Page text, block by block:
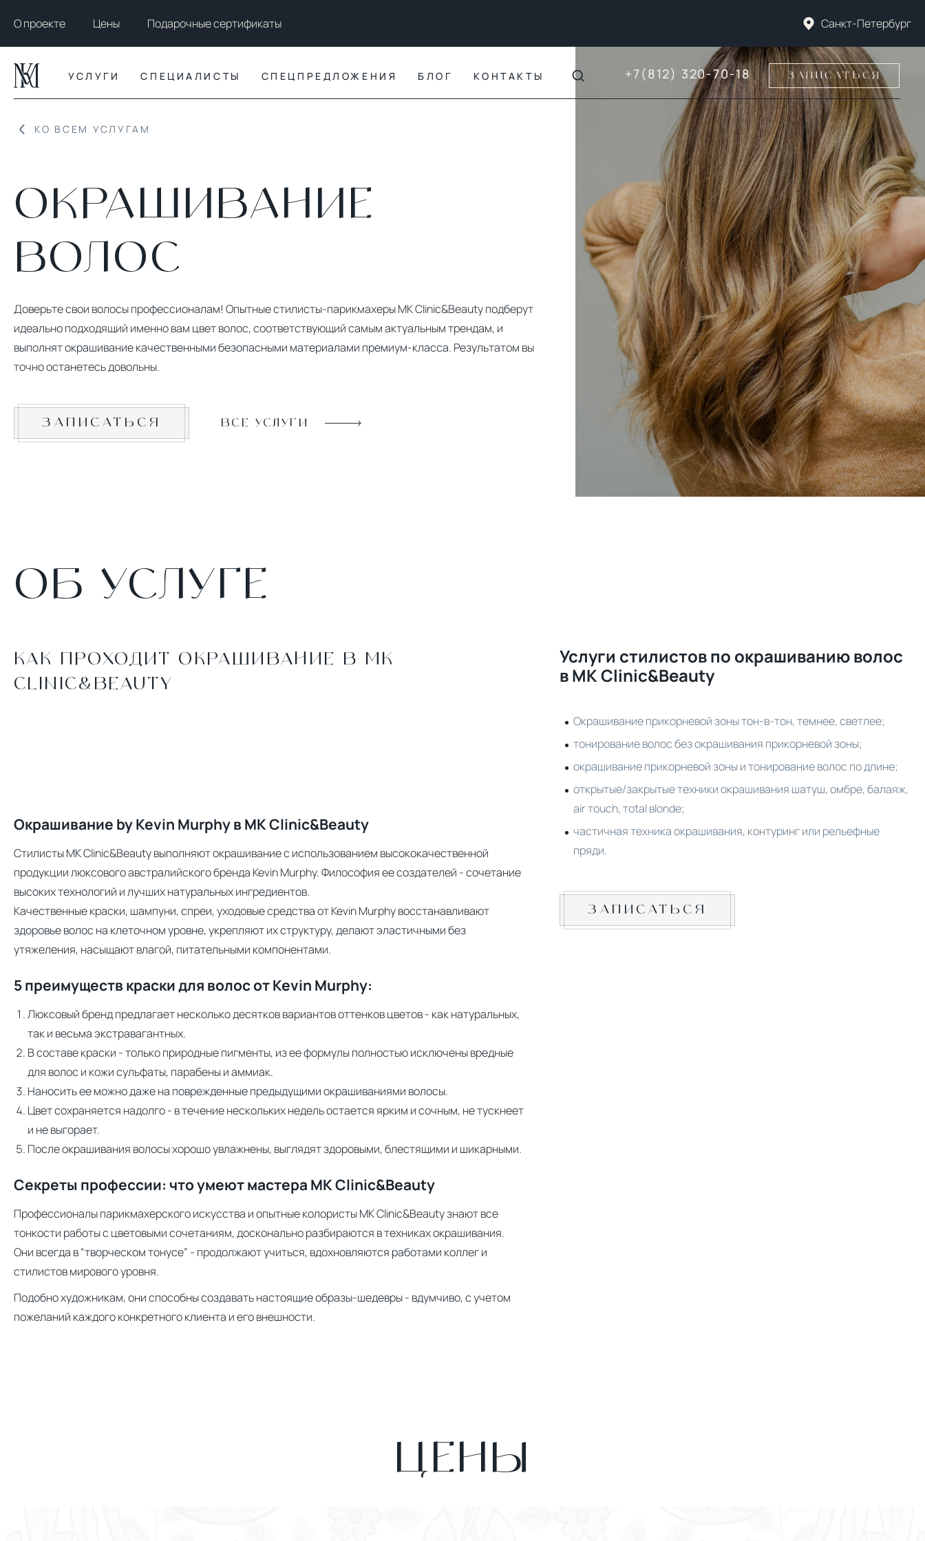
О проекте Цены Подарочные сертификаты Санкт-Петербург
УСЛУГИ СПЕЦИАЛИСТЫ СПЕЦПРЕДЛОЖЕНИЯ БЛОГ КОНТАКТЫ +7(812) 320-70-18 ЗАПИСАТЬСЯ
КО ВСЕМ УСЛУГАМ
ОКРАШИВАНИЕ
ВОЛОС
Доверьте свои волосы профессионалам! Опытные стилисты-парикмахеры MK Clinic&Beauty подберут
идеально подходящий именно вам цвет волос, соответствующий самым актуальным трендам, и
выполнят окрашивание качественными безопасными материалами премиум-класса. Результатом вы
точно останетесь довольны.
ЗАПИСАТЬСЯ ВСЕ УСЛУГИ
ОБ УСЛУГЕ
КАК ПРОХОДИТ ОКРАШИВАНИЕ В МК
CLINIC&BEAUTY
Услуги стилистов по окрашиванию волос
в MK Clinic&Beauty
Окрашивание прикорневой зоны тон-в-тон, темнее, светлее;
тонирование волос без окрашивания прикорневой зоны;
окрашивание прикорневой зоны и тонирование волос по длине;
открытые/закрытые техники окрашивания шатуш, омбре, балаяж,
аir тouch, тotal вlonde;
частичная техника окрашивания, контуринг или рельефные
пряди.
ЗАПИСАТЬСЯ
Окрашивание by Kevin Murphy в MK Clinic&Beauty
Стилисты MK Clinic&Beauty выполняют окрашивание с использованием высококачественной
продукции люксового австралийского бренда Kevin Murphy. Философия ее создателей - сочетание
высоких технологий и лучших натуральных ингредиентов.
Качественные краски, шампуни, спреи, уходовые средства от Kevin Murphy восстанавливают
здоровье волос на клеточном уровне, укрепляют их структуру, делают эластичными без
утяжеления, насыщают влагой, питательными компонентами.
5 преимуществ краски для волос от Kevin Murphy:
Люксовый бренд предлагает несколько десятков вариантов оттенков цветов - как натуральных,
так и весьма экстравагантных.
В составе краски - только природные пигменты, из ее формулы полностью исключены вредные
для волос и кожи сульфаты, парабены и аммиак.
Наносить ее можно даже на поврежденные предыдущими окрашиваниями волосы.
Цвет сохраняется надолго - в течение нескольких недель остается ярким и сочным, не тускнеет
и не выгорает.
После окрашивания волосы хорошо увлажнены, выглядят здоровыми, блестящими и шикарными.
Секреты профессии: что умеют мастера MK Clinic&Beauty
Профессионалы парикмахерского искусства и опытные колористы MK Clinic&Beauty знают все
тонкости работы с цветовыми сочетаниям, досконально разбираются в техниках окрашивания.
Они всегда в “творческом тонусе” - продолжают учиться, вдохновляются работами коллег и
стилистов мирового уровня.
Подобно художникам, они способны создавать настоящие образы-шедевры - вдумчиво, с учетом
пожеланий каждого конкретного клиента и его внешности.
ЦЕНЫ